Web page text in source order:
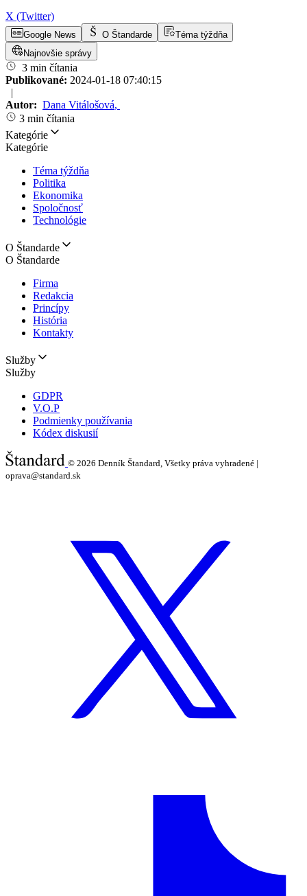
X (Twitter)
Google News O Štandarde
Téma týždňa
Najnovšie správy
3 min čítania
Publikované: 2024-01-18 07:40:15
|
Autor: Dana Vitálošová,
3 min čítania
Kategórie
Kategórie
Téma týždňa
Politika
Ekonomika
Spoločnosť
Technológie
O Štandarde
O Štandarde
Firma
Redakcia
Princípy
História
Kontakty
Služby
Služby
GDPR
V.O.P
Podmienky používania
Kódex diskusií
© 2026 Denník Štandard, Všetky práva vyhradené |
oprava@standard.sk